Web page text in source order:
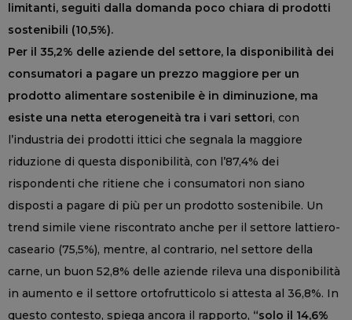
limitanti, seguiti dalla domanda poco chiara di prodotti
sostenibili (10,5%).
Per il 35,2% delle aziende del settore, la disponibilità dei
consumatori a pagare un prezzo maggiore per un
prodotto alimentare sostenibile è in diminuzione, ma
esiste una netta eterogeneità tra i vari settori, con
l’industria dei prodotti ittici che segnala la maggiore
riduzione di questa disponibilità, con l’87,4% dei
rispondenti che ritiene che i consumatori non siano
disposti a pagare di più per un prodotto sostenibile. Un
trend simile viene riscontrato anche per il settore lattiero-
caseario (75,5%), mentre, al contrario, nel settore della
carne, un buon 52,8% delle aziende rileva una disponibilità
in aumento e il settore ortofrutticolo si attesta al 36,8%. In
questo contesto, spiega ancora il rapporto, “solo il 14,6%